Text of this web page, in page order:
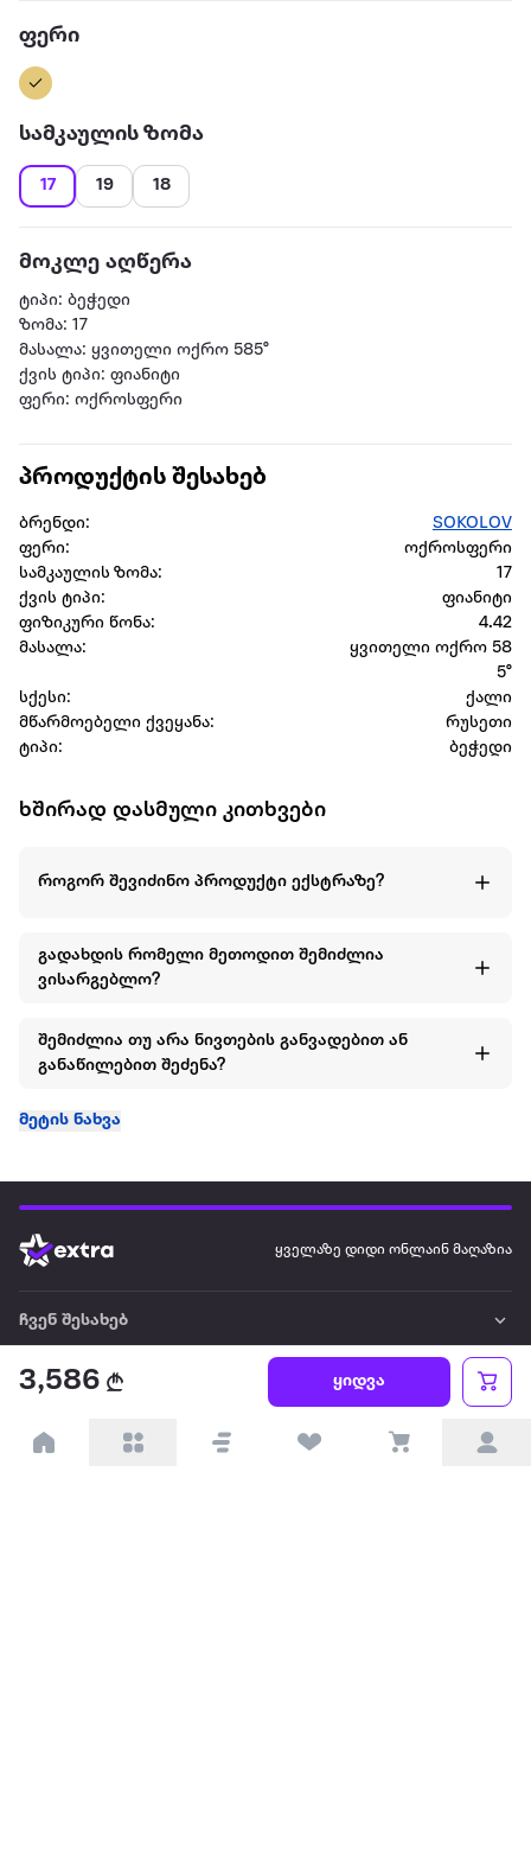
ფერი
სამკაულის ზომა
17 19 18
მოკლე აღწერა
ტიპი: ბეჭედი
ზომა: 17
მასალა: ყვითელი ოქრო 585°
ქვის ტიპი: ფიანიტი
ფერი: ოქროსფერი
3,586 ყიდვა
პროდუქტის შესახებ
ბრენდი:
SOKOLOV
ფერი:
ოქროსფერი
სამკაულის ზომა:
17
ქვის ტიპი:
ფიანიტი
ფიზიკური წონა:
4.42
მასალა:
ყვითელი ოქრო 58
5°
სქესი:
ქალი
მწარმოებელი ქვეყანა:
რუსეთი
ტიპი:
ბეჭედი
ხშირად დასმული კითხვები
როგორ შევიძინო პროდუქტი ექსტრაზე?
გადახდის რომელი მეთოდით შემიძლია
ვისარგებლო?
შემიძლია თუ არა ნივთების განვადებით ან
განაწილებით შეძენა?
მეტის ნახვა
ყველაზე დიდი ონლაინ მაღაზია
ჩვენ შესახებ
წესები და პირობები
პარტნიორებისთვის